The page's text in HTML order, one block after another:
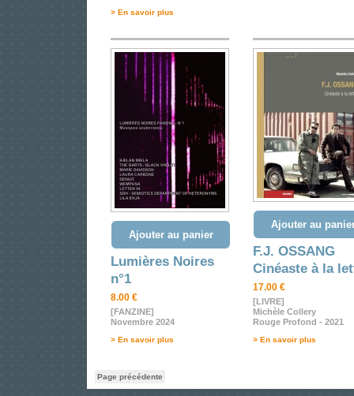
> En savoir plus
Ajouter au panier
Lumières Noires
n°1
8.00 €
[FANZINE]
Novembre 2024
> En savoir plus
Ajouter au
F.J. OSSANG
Cinéaste à la
17.00 €
[LIVRE]
Michèle Collery
Rouge Profond - 2021
> En savoir plus
Page précédente